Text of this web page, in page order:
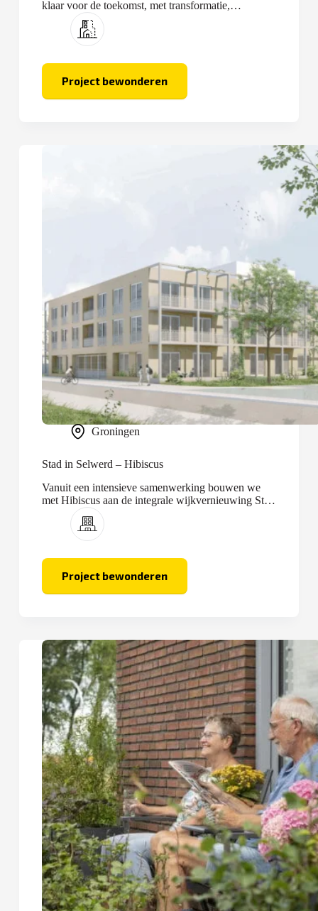
klaar voor de toekomst, met transformatie,
optopping en nieuwbouw.
Project bewonderen
De
Keersluis
Groningen
Stad in Selwerd – Hibiscus
Vanuit een intensieve samenwerking bouwen we
met Hibiscus aan de integrale wijkvernieuwing Stad
in Selwerd.
Project bewonderen
Stad
in